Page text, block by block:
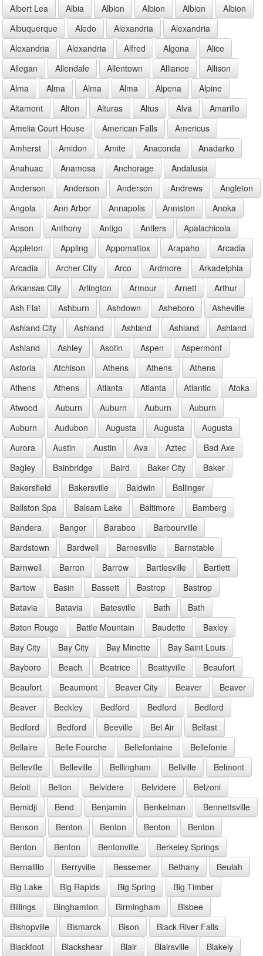
Albert Lea
Albia Albion Albion Albion
Albion
Albuquerque
Aledo Alexandria
Alexandria
Alexandria
Alexandria Alfred Algona
Alice
Allegan
Allendale Allentown Alliance
Allison
Alma
Alma Alma Alma Alpena
Alpine
Altamont
Alton Alturas Altus Alva
Amarillo
Amelia Court House
American Falls
Americus
Amherst
Amidon Amite Anaconda
Anadarko
Anahuac
Anamosa Anchorage
Andalusia
Anderson
Anderson Anderson Andrews
Angleton
Angola
Ann Arbor Annapolis Anniston
Anoka
Anson
Anthony Antigo Antlers
Apalachicola
Appleton
Appling Appomattox Arapaho
Arcadia
Arcadia
Archer City Arco Ardmore
Arkadelphia
Arkansas City
Arlington Armour Arnett
Arthur
Ash Flat
Ashburn Ashdown Asheboro
Asheville
Ashland City
Ashland Ashland Ashland
Ashland
Ashland
Ashley Asotin Aspen
Aspermont
Astoria
Atchison Athens Athens
Athens
Athens
Athens Atlanta Atlanta Atlantic
Atoka
Atwood
Auburn Auburn Auburn
Auburn
Auburn
Audubon Augusta Augusta
Augusta
Aurora
Austin Austin Ava Aztec
Bad Axe
Bagley
Bainbridge Baird Baker City
Baker
Bakersfield
Bakersville Baldwin
Ballinger
Ballston Spa
Balsam Lake Baltimore
Bamberg
Bandera
Bangor Baraboo
Barbourville
Bardstown
Bardwell Barnesville
Barnstable
Barnwell
Barron Barrow Bartlesville
Bartlett
Bartow
Basin Bassett Bastrop
Bastrop
Batavia
Batavia Batesville Bath
Bath
Baton Rouge
Battle Mountain Baudette
Baxley
Bay City
Bay City Bay Minette
Bay Saint Louis
Bayboro
Beach Beatrice Beattyville
Beaufort
Beaufort
Beaumont Beaver City Beaver
Beaver
Beaver
Beckley Bedford Bedford
Bedford
Bedford
Bedford Beeville Bel Air
Belfast
Bellaire
Belle Fourche Bellefontaine
Bellefonte
Belleville
Belleville Bellingham Bellville
Belmont
Beloit
Belton Belvidere Belvidere
Belzoni
Bemidji
Bend Benjamin Benkelman
Bennettsville
Benson
Benton Benton Benton
Benton
Benton
Benton Bentonville
Berkeley Springs
Bernalillo
Berryville Bessemer Bethany
Beulah
Big Lake
Big Rapids Big Spring
Big Timber
Billings
Binghamton Birmingham
Bisbee
Bishopville
Bismarck Bison
Black River Falls
Blackfoot
Blackshear Blair Blairsville
Blakely